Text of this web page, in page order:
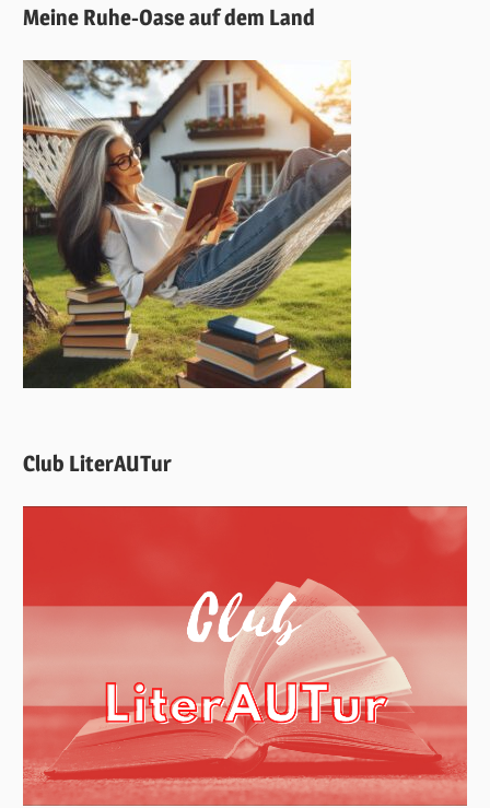
Meine Ruhe-Oase auf dem Land
Club LiterAUTur